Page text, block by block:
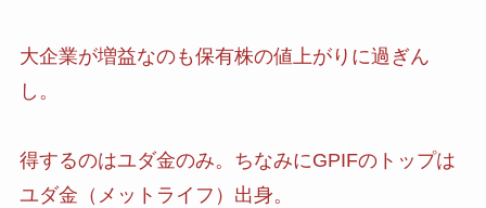
大企業が増益なのも保有株の値上がりに過ぎん
し。
得するのはユダ金のみ。ちなみにGPIFのトップは
ユダ金（メットライフ）出身。